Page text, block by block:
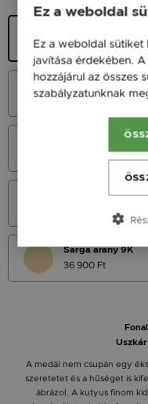
9 900 Ft
Fehér Arany 14K
45 900 Ft
Vörös Arany 14K
Sárga Arany 14K
Sárga arany 9K
36 900 Ft
A medál nem csupán egy
szeretetet és a hűséget is
ábrázol. A kutyus finom
Ez a weboldal
Ez a weboldal sütiket
javítása érdekében.
hozzájárul az összes
szabályzatunknak